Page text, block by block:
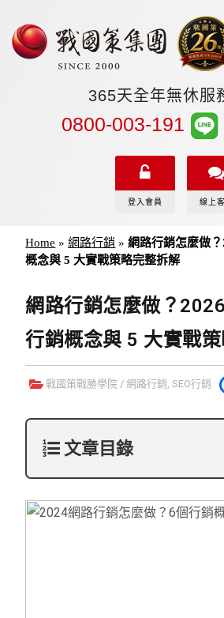
365天全年無休服
0800-003-191
登入會員 線上
Home »網路行銷 »網路行銷怎麼做
概念與 5 大實戰策略完整拆解
網路行銷怎麼做？
行銷概念與 5 大實戰
戰國策戰勝學院 /網路行銷,SEO行銷
文章目錄